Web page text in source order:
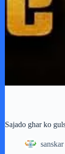
Sajado ghar ko
sanskar